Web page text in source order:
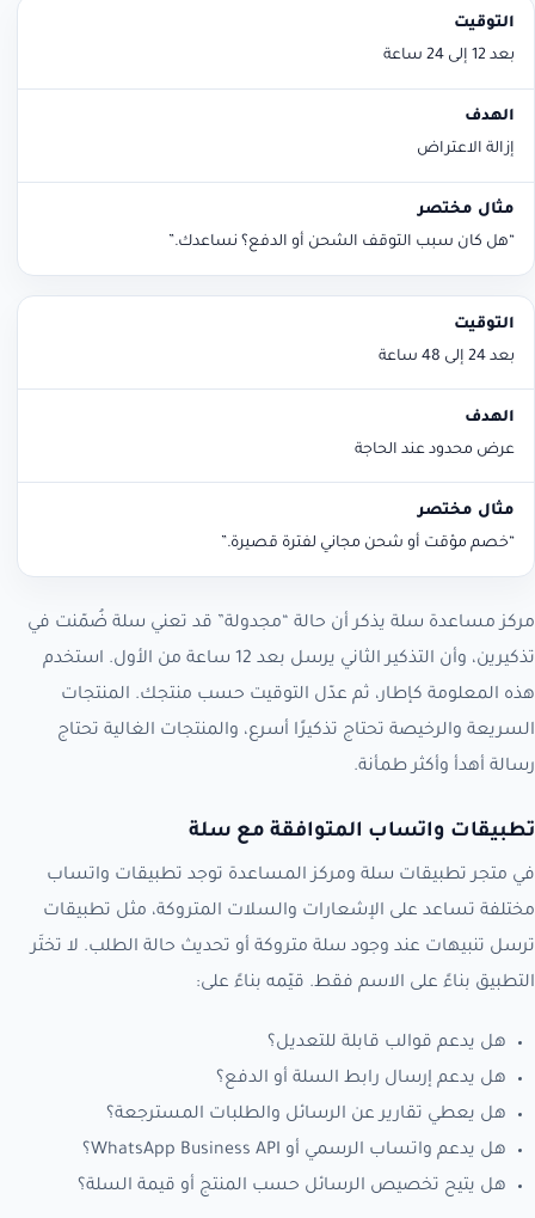
بعد 12 إلى 24 ساعة
إزالة الاعتراض
“هل كان سبب التوقف الشحن أو الدفع؟ نساعدك.”
بعد 24 إلى 48 ساعة
عرض محدود عند الحاجة
“خصم مؤقت أو شحن مجاني لفترة قصيرة.”
مركز مساعدة سلة يذكر أن حالة “مجدولة” قد تعني سلة ضُمّنت في
تذكيرين، وأن التذكير الثاني يرسل بعد 12 ساعة من الأول. استخدم
هذه المعلومة كإطار، ثم عدّل التوقيت حسب منتجك. المنتجات
السريعة والرخيصة تحتاج تذكيرًا أسرع، والمنتجات الغالية تحتاج
رسالة أهدأ وأكثر طمأنة.
تطبيقات واتساب المتوافقة مع سلة
في متجر تطبيقات سلة ومركز المساعدة توجد تطبيقات واتساب
مختلفة تساعد على الإشعارات والسلات المتروكة، مثل تطبيقات
ترسل تنبيهات عند وجود سلة متروكة أو تحديث حالة الطلب. لا تختَر
التطبيق بناءً على الاسم فقط. قيّمه بناءً على:
هل يدعم قوالب قابلة للتعديل؟
هل يدعم إرسال رابط السلة أو الدفع؟
هل يعطي تقارير عن الرسائل والطلبات المسترجعة؟
هل يدعم واتساب الرسمي أو WhatsApp Business API؟
هل يتيح تخصيص الرسائل حسب المنتج أو قيمة السلة؟